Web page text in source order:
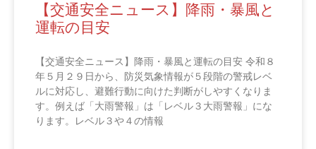
【交通安全ニュース】降雨・暴風と
運転の目安
【交通安全ニュース】降雨・暴風と運転の目安 令和８
年５月２９日から、防災気象情報が５段階の警戒レベ
ルに対応し、避難行動に向けた判断がしやすくなりま
す。例えば「大雨警報」は「レベル３大雨警報」にな
ります。レベル３や４の情報